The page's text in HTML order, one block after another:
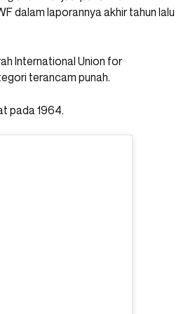
dalam laporannya akhir tahun lalu
International Union for
terancam punah.
pada 1964.